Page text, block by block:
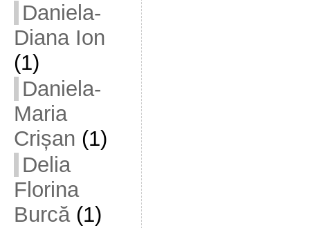
Daniela-
Diana Ion
(1)
Daniela-
Maria
Crișan (1)
Delia
Florina
Burcă(1)